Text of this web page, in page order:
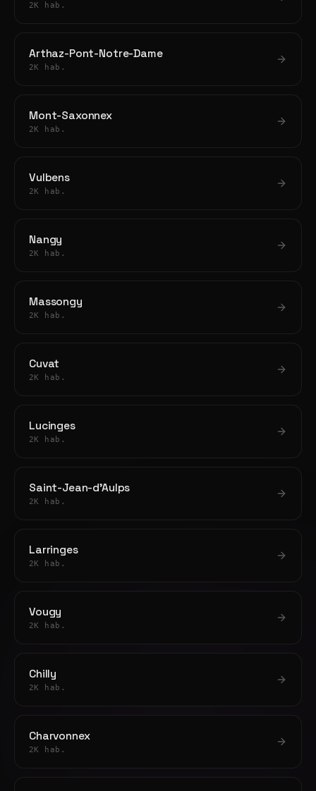
2K hab.
Arthaz-Pont-Notre-Dame
2K hab.
Mont-Saxonnex
2K hab.
Vulbens
2K hab.
Nangy
2K hab.
Massongy
2K hab.
Cuvat
2K hab.
Lucinges
2K hab.
Saint-Jean-d'Aulps
2K hab.
Larringes
2K hab.
Vougy
2K hab.
Chilly
2K hab.
Charvonnex
2K hab.